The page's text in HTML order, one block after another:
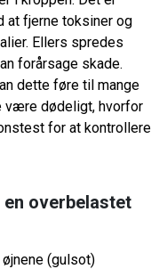
at fjerne toksiner og
Ellers spredes
forårsage skade.
dette føre til mange
dødeligt, hvorfor
for at kontrollere
overbelastet
(gulsot)